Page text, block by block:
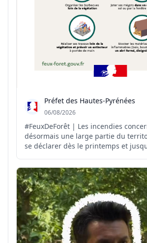
Préfet des Hautes-Pyrénées
06/08/2026
#FeuxDeForêt | Les incendies
désormais une large partie du
se déclarer dès le printemps et
largement les bons réflexes à
protéger 👉 http://feux-foret.gouv.fr